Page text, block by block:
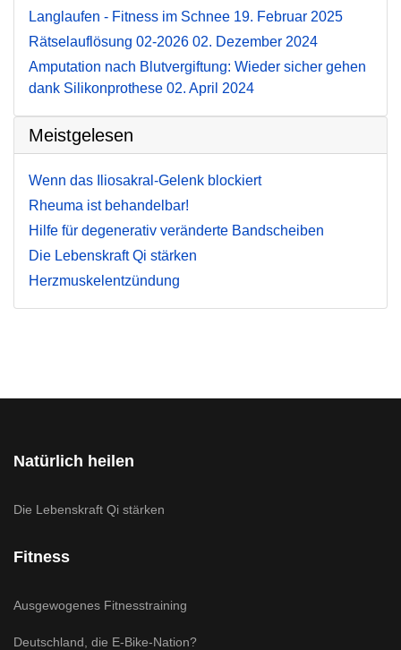
Langlaufen - Fitness im Schnee 19. Februar 2025
Rätselauflösung 02-2026 02. Dezember 2024
Amputation nach Blutvergiftung: Wieder sicher gehen
dank Silikonprothese 02. April 2024
Meistgelesen
Wenn das Iliosakral-Gelenk blockiert
Rheuma ist behandelbar!
Hilfe für degenerativ veränderte Bandscheiben
Die Lebenskraft Qi stärken
Herzmuskelentzündung
Natürlich heilen
Die Lebenskraft Qi stärken
Fitness
Ausgewogenes Fitnesstraining
Deutschland, die E-Bike-Nation?